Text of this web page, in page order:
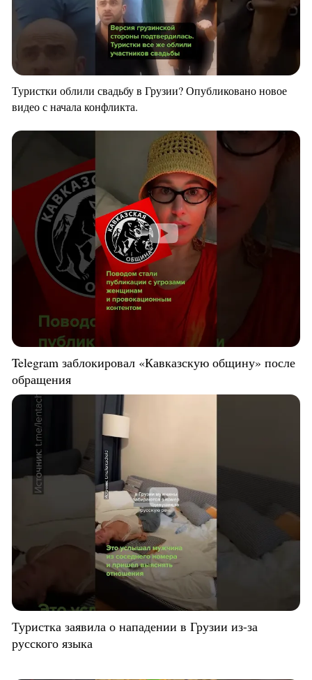
Туристки облили свадьбу в Грузии? Опубликовано новое
видео с начала конфликта.
Telegram заблокировал «Кавказскую общину» после
обращения
Туристка заявила о нападении в Грузии из-за
русского языка